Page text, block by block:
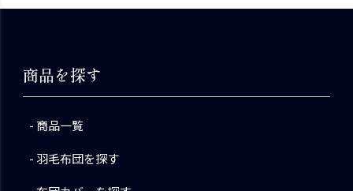
商品を探す
商品一覧
羽毛布団を探す